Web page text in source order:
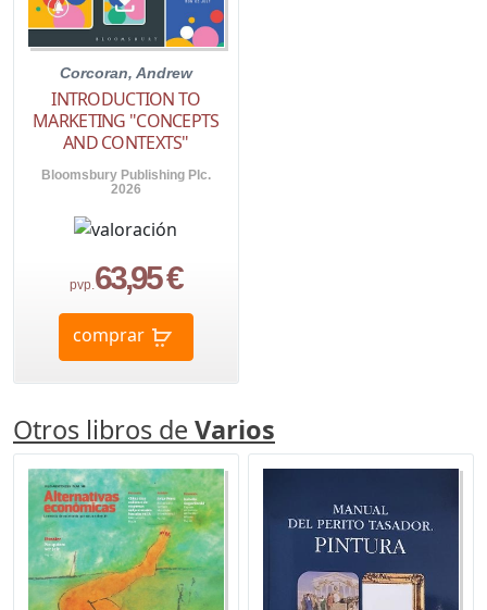
Corcoran, Andrew
INTRODUCTION TO
MARKETING "CONCEPTS
AND CONTEXTS"
Bloomsbury Publishing Plc.
2026
pvp.63,95 €
comprar
Otros libros de Varios